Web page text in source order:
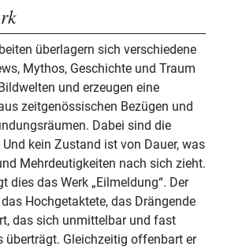
überlagern sich verschiedene
Mythos, Geschichte und Traum
und erzeugen eine
zeitgenössischen Bezügen und
Dabei sind die
kein Zustand ist von Dauer, was
Mehrdeutigkeiten nach sich zieht.
dies das Werk „Eilmeldung“. Der
Hochgetaktete, das Drängende
das sich unmittelbar und fast
überträgt. Gleichzeitig offenbart er